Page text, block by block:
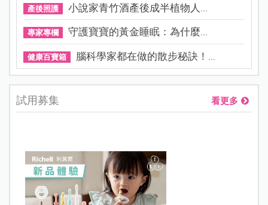
產後照護 小說家青竹酒產後成半植物人...
專家專欄 守護寶寶的黃金睡眠：為什麼...
健康百寶箱 腦科學家都在做的散步秘訣！...
試用募集 看更多